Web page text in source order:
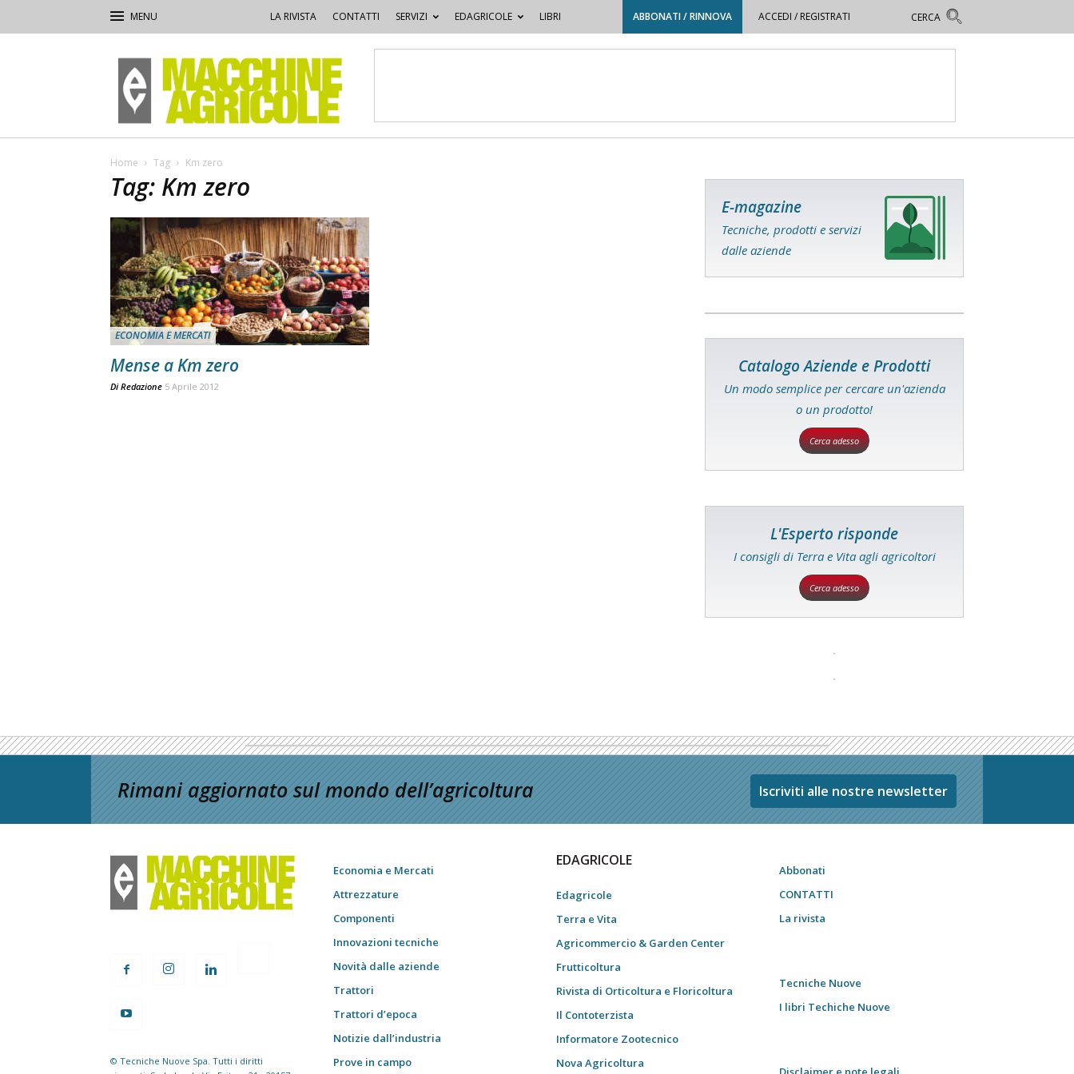
LA RIVISTA CONTATTI SERVIZI EDAGRICOLE LIBRI ABBONATI / RINNOVA ACCEDI / REGISTRATI
Macchine
Agricole
Home Tag Km zero
Tag: Km zero
ECONOMIA E MERCATI
Mense a Km zero
Di Redazione 5 Aprile 2012
E-magazine
Tecniche, prodotti e servizi
dalle aziende
Catalogo Aziende e Prodotti
Un modo semplice per cercare un'azienda
o un prodotto!
Cerca adesso
L'Esperto risponde
I consigli di Terra e Vita agli agricoltori
Cerca adesso
Rimani aggiornato sul mondo dell’agricoltura Iscriviti alle nostre newsletter
© Tecniche Nuove Spa. Tutti i diritti
Economia e Mercati
Attrezzature
Componenti
Innovazioni tecniche
Novità dalle aziende
Trattori
Trattori d’epoca
Notizie dall’industria
Prove in campo
EDAGRICOLE
Edagricole
Terra e Vita
Agricommercio & Garden Center
Frutticoltura
Rivista di Orticoltura e Floricoltura
Il Contoterzista
Informatore Zootecnico
Nova Agricoltura
Abbonati
CONTATTI
La rivista
Tecniche Nuove
I libri Techiche Nuove